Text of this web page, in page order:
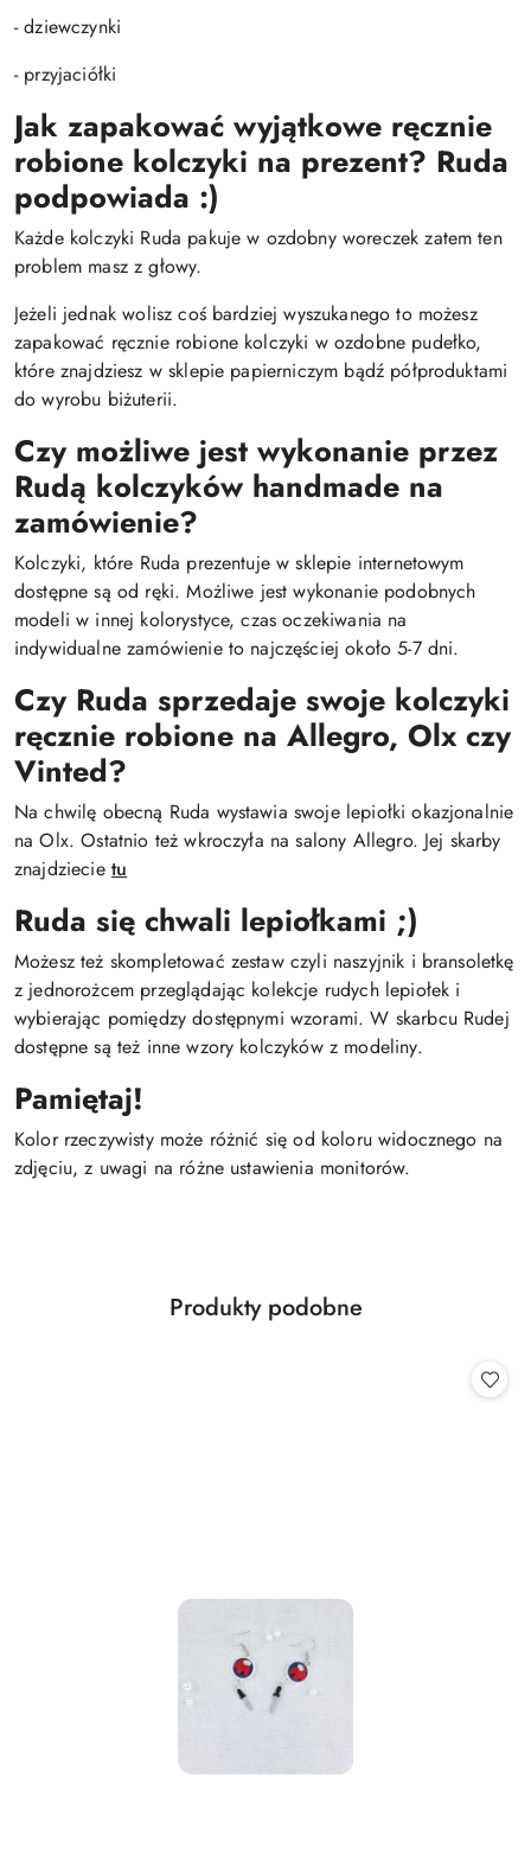
- dziewczynki
- przyjaciółki
Jak zapakować wyjątkowe ręcznie
robione kolczyki na prezent? Ruda
podpowiada :)
Każde kolczyki Ruda pakuje w ozdobny woreczek zatem ten
problem masz z głowy.
Jeżeli jednak wolisz coś bardziej wyszukanego to możesz
zapakować ręcznie robione kolczyki w ozdobne pudełko,
które znajdziesz w sklepie papierniczym bądź półproduktami
do wyrobu biżuterii.
Czy możliwe jest wykonanie przez
Rudą kolczyków handmade na
zamówienie?
Kolczyki, które Ruda prezentuje w sklepie internetowym
dostępne są od ręki. Możliwe jest wykonanie podobnych
modeli w innej kolorystyce, czas oczekiwania na
indywidualne zamówienie to najczęściej około 5-7 dni.
Czy Ruda sprzedaje swoje kolczyki
ręcznie robione na Allegro, Olx czy
Vinted?
Na chwilę obecną Ruda wystawia swoje lepiołki okazjonalnie
na Olx. Ostatnio też wkroczyła na salony Allegro. Jej skarby
znajdziecie tu
Ruda się chwali lepiołkami ;)
Możesz też skompletować zestaw czyli naszyjnik i bransoletkę
z jednorożcem przeglądając kolekcje rudych lepiołek i
wybierając pomiędzy dostępnymi wzorami. W skarbcu Rudej
dostępne są też inne wzory kolczyków z modeliny.
Pamiętaj!
Kolor rzeczywisty może różnić się od koloru widocznego na
zdjęciu, z uwagi na różne ustawienia monitorów.
Pomiń karuzelę produktów
Produkty
Produkty podobne